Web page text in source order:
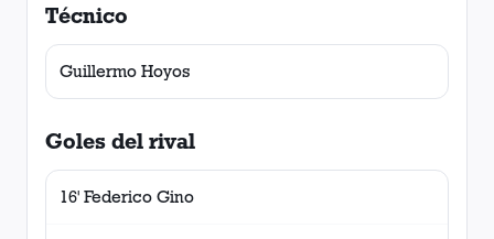
Técnico
Guillermo Hoyos
Goles del rival
16' Federico Gino